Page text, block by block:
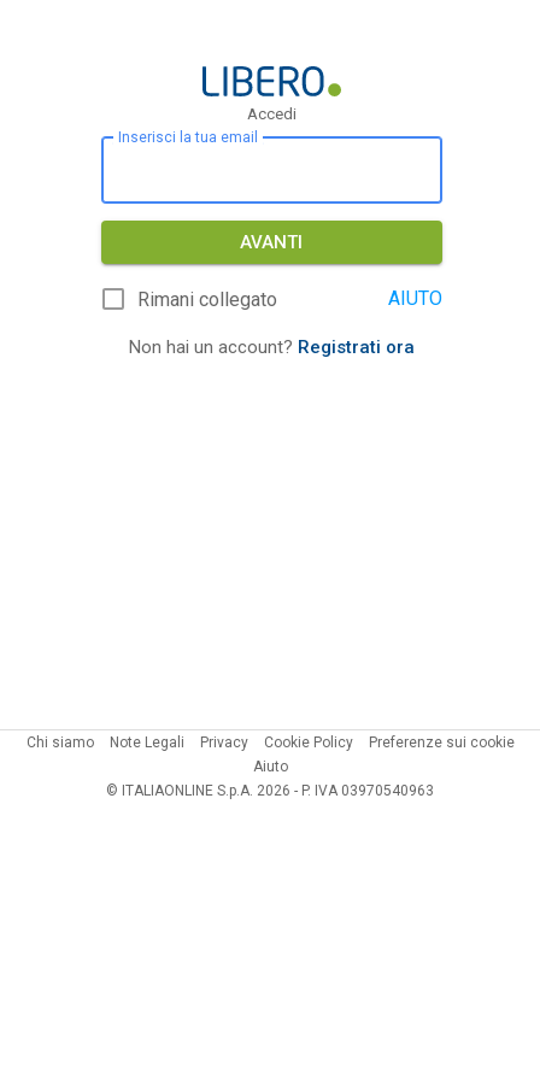
Accedi
Inserisci la tua email
AVANTI
Rimani collegato AIUTO
Non hai un account? Registrati ora
Chi siamo Note Legali Privacy Cookie Policy
Preferenze sui cookie
Aiuto
© ITALIAONLINE S.p.A. 2026 - P. IVA 03970540963